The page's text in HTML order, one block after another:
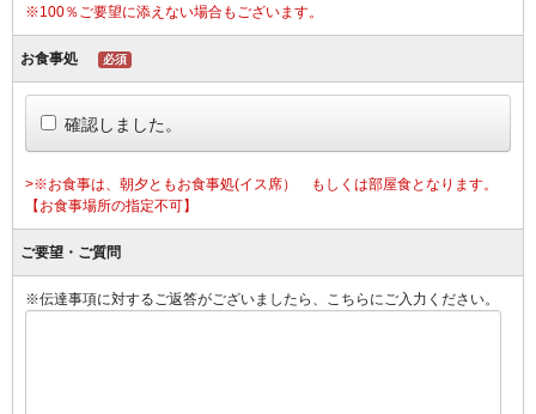
※100％ご要望に添えない場合もございます。
お食事処 必須
確認しました。
>※お食事は、朝夕ともお食事処(イス席） もしくは部屋食となります。
【お食事場所の指定不可】
ご要望・ご質問
※伝達事項に対するご返答がございましたら、こちらにご入力ください。